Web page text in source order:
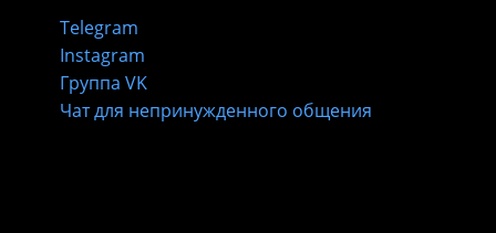
Telegram
Instagram
Группа VK
Чат для непринужденного общения